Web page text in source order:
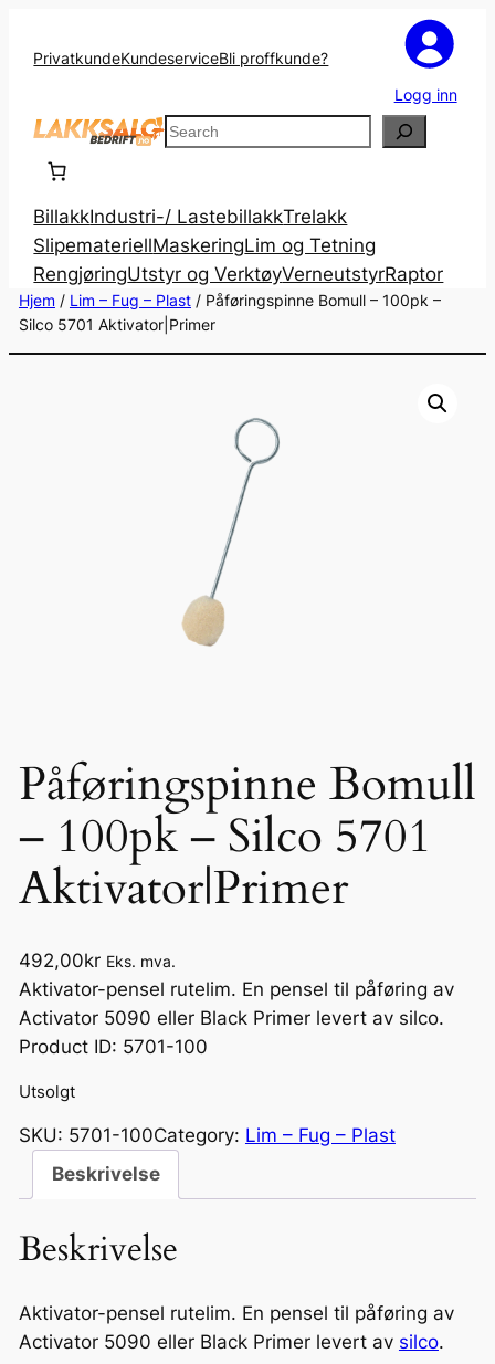
PrivatkundeKundeserviceBli proffkunde?
Logg inn
Search
BillakkIndustri-/ LastebillakkTrelakk
SlipemateriellMaskeringLim og Tetning
RengjøringUtstyr og VerktøyVerneutstyrRaptor
Hjem/ Lim – Fug – Plast/ Påføringspinne Bomull – 100pk –
Silco 5701 Aktivator|Primer
Påføringspinne Bomull
– 100pk – Silco 5701
Aktivator|Primer
492,00kr Eks. mva.
Aktivator-pensel rutelim. En pensel til påføring av
Activator 5090 eller Black Primer levert av silco.
Product ID: 5701-100
Utsolgt
SKU: 5701-100Category: Lim – Fug – Plast
Beskrivelse
Beskrivelse
Aktivator-pensel rutelim. En pensel til påføring av
Activator 5090 eller Black Primer levert av silco.